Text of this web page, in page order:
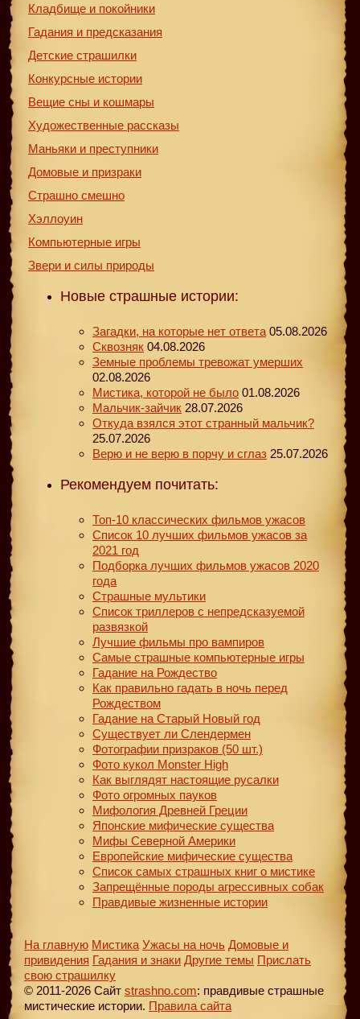
Кладбище и покойники
Гадания и предсказания
Детские страшилки
Конкурсные истории
Вещие сны и кошмары
Художественные рассказы
Маньяки и преступники
Домовые и призраки
Страшно смешно
Хэллоуин
Компьютерные игры
Звери и силы природы
Новые страшные истории:
Загадки, на которые нет ответа 05.08.2026
Сквозняк 04.08.2026
Земные проблемы тревожат умерших
02.08.2026
Мистика, которой не было 01.08.2026
Мальчик-зайчик 28.07.2026
Откуда взялся этот странный мальчик?
25.07.2026
Верю и не верю в порчу и сглаз 25.07.2026
Рекомендуем почитать:
Топ-10 классических фильмов ужасов
Список 10 лучших фильмов ужасов за
2021 год
Подборка лучших фильмов ужасов 2020
года
Страшные мультики
Список триллеров с непредсказуемой
развязкой
Лучшие фильмы про вампиров
Самые страшные компьютерные игры
Гадание на Рождество
Как правильно гадать в ночь перед
Рождеством
Гадание на Старый Новый год
Существует ли Слендермен
Фотографии призраков (50 шт.)
Фото кукол Monster High
Как выглядят настоящие русалки
Фото огромных пауков
Мифология Древней Греции
Японские мифические существа
Мифы Северной Америки
Европейские мифические существа
Список самых страшных книг о мистике
Запрещённые породы агрессивных собак
Правдивые жизненные истории
На главную Мистика Ужасы на ночь Домовые и
привидения Гадания и знаки Другие темы Прислать
свою страшилку
© 2011-2026 Сайт strashno.com: правдивые страшные
мистические истории. Правила сайта